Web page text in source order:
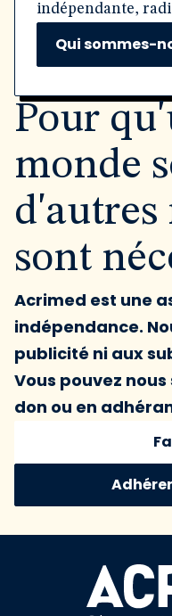
indépendante,
Qui sommes-
Pour
monde
d'autres
sont
Acrimed est une
indépendance.
publicité ni aux
Vous pouvez
don ou en